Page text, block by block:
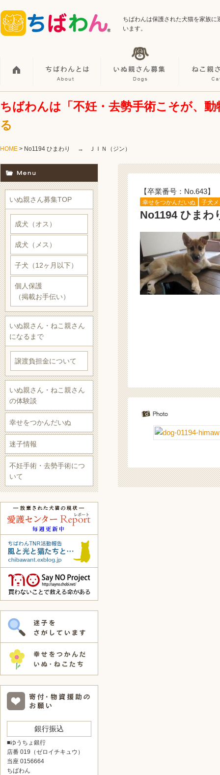
ちばわんは保護された犬猫を家族
います。
ちばわんは「不妊・去勢手術こそが、
る
HOME > No1194 ひまわり → ＪＩＮ（ジン）
【卒業番号：No.643】
幸せをつかんだいぬ 子犬
No1194 ひま
いぬ親さん募集TOP
成犬（オス）
成犬（メス）
子犬（12ヶ月以下）
個人保護
（掲載お手伝い）
いぬ親さん・ねこ親さん
になるまで
譲渡負担金について
いぬ親さん・ねこ親さん
の体験談
幸せをつかんだいぬ
迷子情報
不妊手術・去勢手術につ
いて
銀行振込
■ゆうちょ銀行
店番 019（ゼロイチキュウ）
当座 0156664
ちばわん